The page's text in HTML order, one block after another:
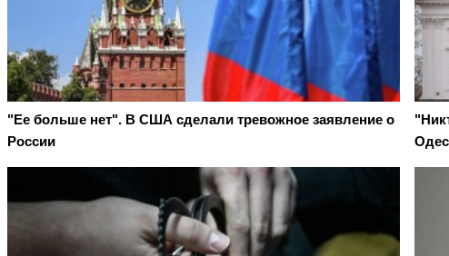
"Ее больше нет". В США сделали тревожное заявление о
России